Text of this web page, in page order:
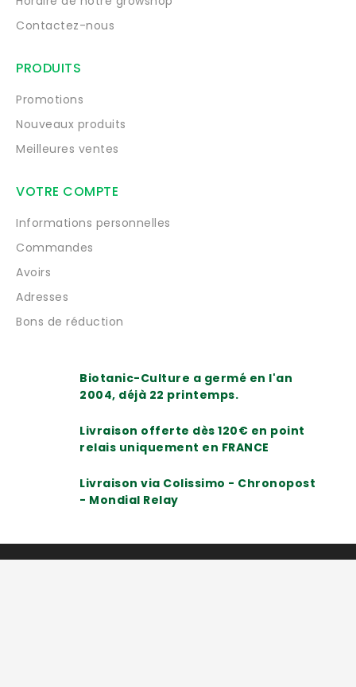
Contactez-nous
PRODUITS
Promotions
Nouveaux produits
Meilleures ventes
VOTRE COMPTE
Informations personnelles
Commandes
Avoirs
Adresses
Bons de réduction
Biotanic-Culture a germé en l'an
2004, déjà 22 printemps.
Livraison offerte dès 120€ en point
relais uniquement en FRANCE
Livraison via Colissimo - Chronopost
- Mondial Relay